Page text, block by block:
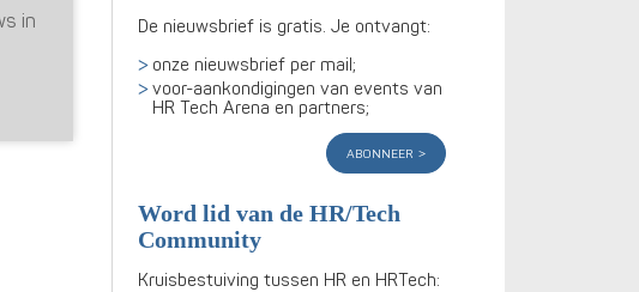
De nieuwsbrief is gratis. Je ontvangt:
onze nieuwsbrief per mail;
voor-aankondigingen van events van
HR Tech Arena en partners;
abonneer
Word lid van de HR/Tech
Community
Kruisbestuiving tussen HR en HRTech:
in